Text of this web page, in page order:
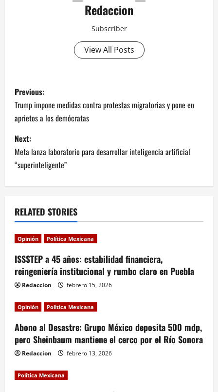
Redaccion
Subscriber
View All Posts
P
o
s
t
n
a
v
i
g
a
t
i
o
n
Previous:
Trump impone medidas contra protestas migratorias y pone en
aprietos a los demócratas
Next:
Meta lanza laboratorio para desarrollar inteligencia artificial
“superinteligente”
RELATED STORIES
Opinión Política Mexicana
ISSSTEP a 45 años: estabilidad financiera,
reingeniería institucional y rumbo claro en Puebla
Redaccion febrero 15, 2026
Opinión Política Mexicana
Abono al Desastre: Grupo México deposita 500 mdp,
pero Sheinbaum mantiene el cerco por el Río Sonora
Redaccion febrero 13, 2026
Política Mexicana